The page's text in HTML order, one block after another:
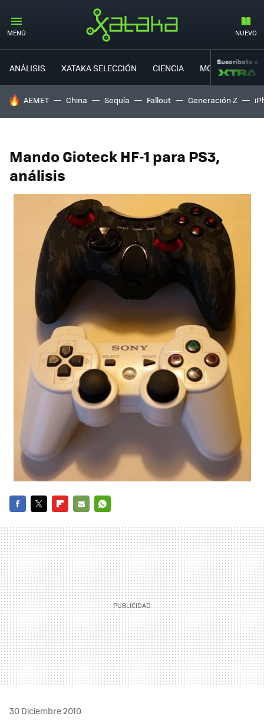
MENÚ NUEVO
ANÁLISIS XATAKA SELECCIÓN CIENCIA MOVILIDAD
Suscríbete a
HOY SE HABLA DE
AEMET China Sequía Fallout Generación Z
Mando Gioteck HF-1 para PS3,
análisis
MAIL
30 Diciembre 2010